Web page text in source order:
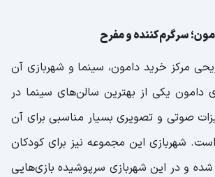
سرگرم‌کننده و مفرح
مرکز خرید دامون، سینما و شهربازی آن
یکی از بهترین سالن‌های سینما در
صوتی و تصویری بسیار مناسبی برای آن
شهربازی این مجموعه نیز برای کودکان
و در این شهربازی سرپوشیده بازی‌هایی